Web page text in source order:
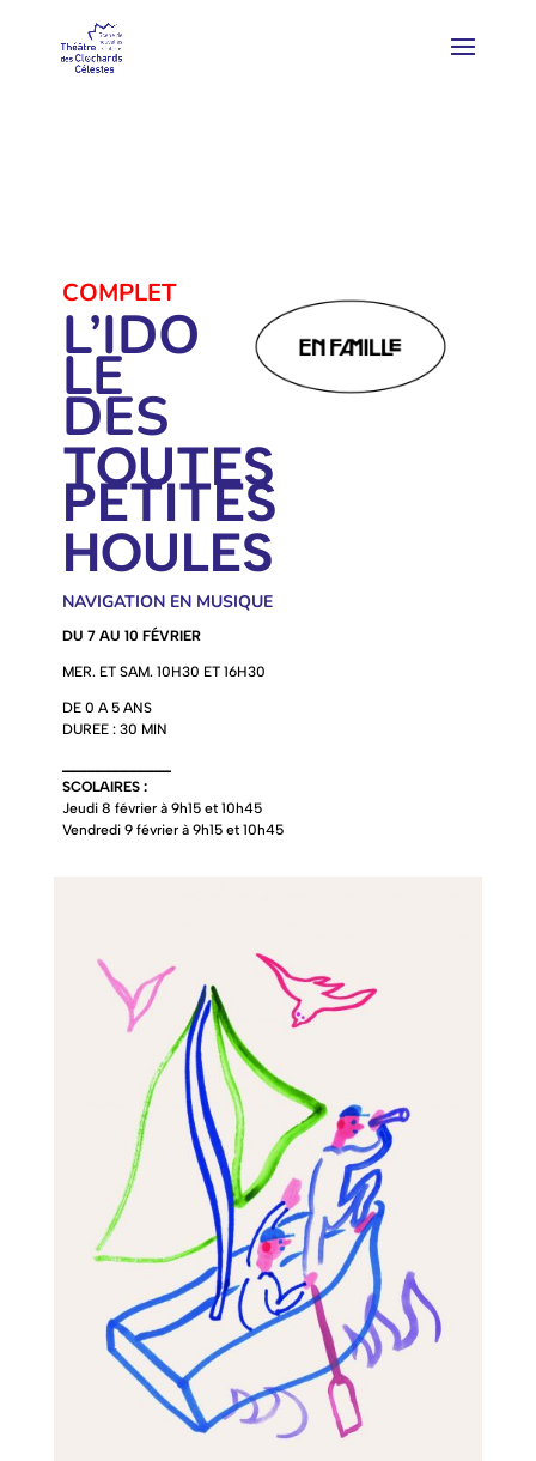
COMPLET
L’IDO
LE
DES
TOUTES
PETITES
HOULES
NAVIGATION EN MUSIQUE
DU 7 AU 10 FÉVRIER
MER. ET SAM. 10H30 ET 16H30
DE 0 A 5 ANS
DUREE : 30 MIN
SCOLAIRES :
Jeudi 8 février à 9h15 et 10h45
Vendredi 9 février à 9h15 et 10h45